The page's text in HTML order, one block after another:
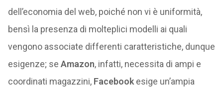
dell’economia del web, poiché non vi è uniformità,
bensì la presenza di molteplici modelli ai quali
vengono associate differenti caratteristiche, dunque
esigenze; se Amazon, infatti, necessita di ampi e
coordinati magazzini, Facebookesige un’ampia